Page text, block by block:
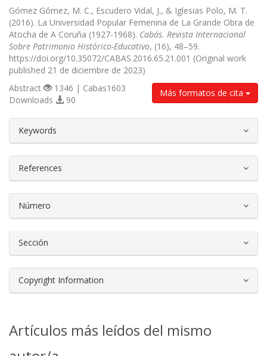
Gómez Gómez, M. C., Escudero Vidal, J., & Iglesias Polo, M. T.
(2016). La Universidad Popular Femenina de La Grande Obra de
Atocha de A Coruña (1927-1968). Cabás. Revista Internacional
Sobre Patrimonio Histórico-Educativo, (16), 48–59.
https://doi.org/10.35072/CABAS.2016.65.21.001 (Original work
published 21 de diciembre de 2023)
Más formatos de cita
Abstract
1346 | Cabas1603
Downloads
90
Keywords
References
Número
Sección
Copyright Information
Artículos más leídos del mismo